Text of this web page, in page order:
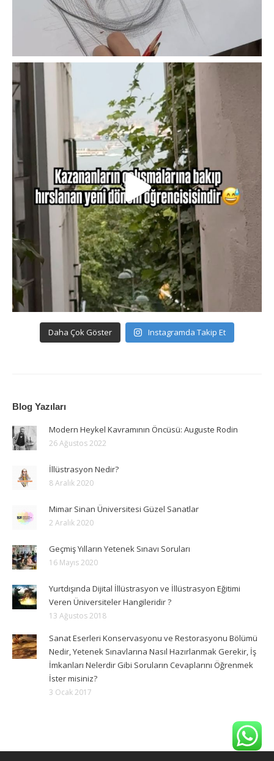
Daha Çok Göster Instagramda Takip Et
Blog Yazıları
Modern Heykel Kavramının Öncüsü: Auguste Rodin
26 Ağustos 2022
İllüstrasyon Nedir?
8 Aralık 2020
Mimar Sinan Üniversitesi Güzel Sanatlar
2 Aralık 2020
Geçmiş Yılların Yetenek Sınavı Soruları
16 Mayıs 2020
Yurtdışında Dijital İllüstrasyon ve İllüstrasyon Eğitimi
Veren Üniversiteler Hangileridir ?
13 Ağustos 2018
Sanat Eserleri Konservasyonu ve Restorasyonu Bölümü
Nedir, Yetenek Sınavlarına Nasıl Hazırlanmak Gerekir, İş
İmkanları Nelerdir Gibi Soruların Cevaplarını Öğrenmek
İster misiniz?
3 Ocak 2017